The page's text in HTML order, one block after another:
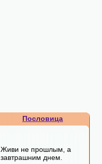
Пословица
Живи не прошлым, а
завтрашним днем.